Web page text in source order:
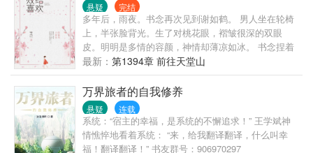
悬疑 完结
多年后，雨夜。书念再次见到谢如鹤。 男人坐在轮椅
上，半张脸背光。生了对桃花眼，褶皱很深的双眼
皮。明明是多情的容颜，神情却薄凉如冰。 书念捏着
伞，不太确定地喊了他一声，随后道：“你没带伞吗？
要不我——” 谢如鹤的眼睑垂了下来，没听完，也不再
停留，直接进了雨幕之中。 很久以后，书念抱着牛皮
纸袋从面包店里出来。 转眼的功夫，外头就下起了倾
盆大的雨，哗啦哗啦砸在水泥地上。 谢如鹤不知从哪
出现，撑着伞，站在她的旁边。 见她看过来了，他才
问：“你有伞吗？” 书念点头，从包里拿出了一把伞。
最新： 第1394章 前往天堂山
万界旅者的自我修养
悬疑 连载
系统：“宿主的幸福，是系统的不懈追求！” 王学斌神
情憔悴地看着系统： “来，给我翻译翻译，什么叫幸
福！翻译翻译！” 书友群号：906970297